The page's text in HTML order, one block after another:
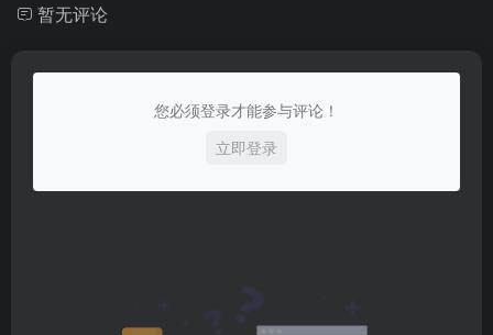
暂无评论
您必须登录才能参与评论！
立即登录